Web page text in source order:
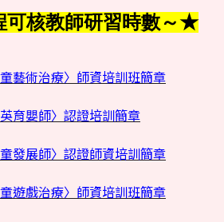
核教師研習時數～★
藝術治療〉師資培訓班簡章
育嬰師〉認證培訓簡章
發展師〉認證師資培訓簡章
遊戲治療〉師資培訓班簡章